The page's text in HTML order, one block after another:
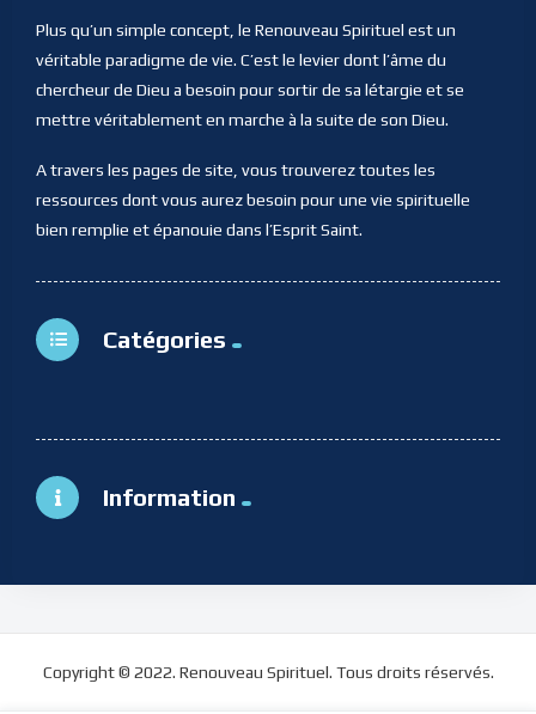
Plus qu’un simple concept, le Renouveau Spirituel est un
véritable paradigme de vie. C’est le levier dont l’âme du
chercheur de Dieu a besoin pour sortir de sa létargie et se
mettre véritablement en marche à la suite de son Dieu.
A travers les pages de site, vous trouverez toutes les
ressources dont vous aurez besoin pour une vie spirituelle
bien remplie et épanouie dans l’Esprit Saint.
Catégories
Information
Copyright © 2022. Renouveau Spirituel. Tous droits réservés.